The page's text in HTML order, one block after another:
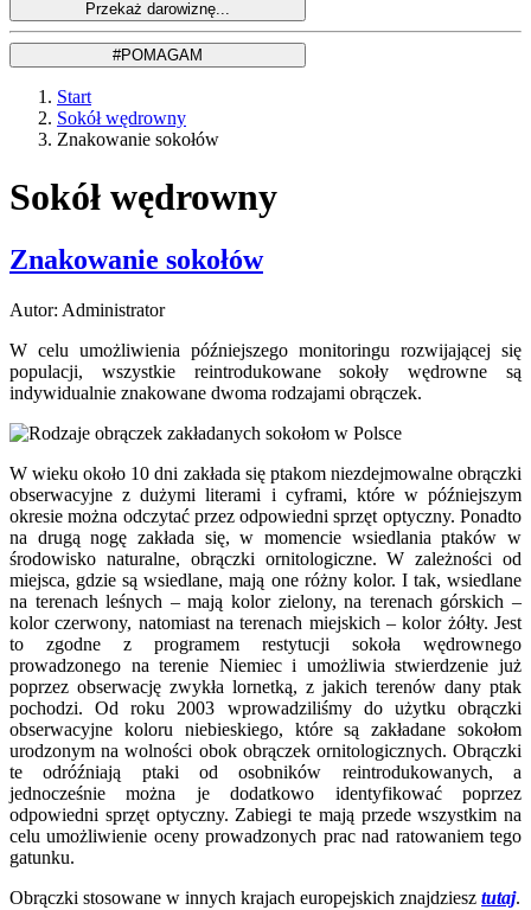
Start
Sokół wędrowny
Znakowanie sokołów
Sokół wędrowny
Znakowanie sokołów
Autor: Administrator
W celu umożliwienia późniejszego monitoringu rozwijającej się
populacji, wszystkie reintrodukowane sokoły wędrowne są
indywidualnie znakowane dwoma rodzajami obrączek.
W wieku około 10 dni zakłada się ptakom niezdejmowalne obrączki
obserwacyjne z dużymi literami i cyframi, które w późniejszym
okresie można odczytać przez odpowiedni sprzęt optyczny. Ponadto
na drugą nogę zakłada się, w momencie wsiedlania ptaków w
środowisko naturalne, obrączki ornitologiczne. W zależności od
miejsca, gdzie są wsiedlane, mają one różny kolor. I tak, wsiedlane
na terenach leśnych – mają kolor zielony, na terenach górskich –
kolor czerwony, natomiast na terenach miejskich – kolor żółty. Jest
to zgodne z programem restytucji sokoła wędrownego
prowadzonego na terenie Niemiec i umożliwia stwierdzenie już
poprzez obserwację zwykła lornetką, z jakich terenów dany ptak
pochodzi. Od roku 2003 wprowadziliśmy do użytku obrączki
obserwacyjne koloru niebieskiego, które są zakładane sokołom
urodzonym na wolności obok obrączek ornitologicznych. Obrączki
te odróźniają ptaki od osobników reintrodukowanych, a
jednocześnie można je dodatkowo identyfikować poprzez
odpowiedni sprzęt optyczny. Zabiegi te mają przede wszystkim na
celu umożliwienie oceny prowadzonych prac nad ratowaniem tego
gatunku.
Obrączki stosowane w innych krajach europejskich znajdziesz tutaj.